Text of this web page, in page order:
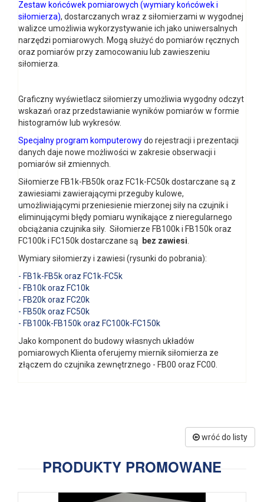
Zestaw końcówek pomiarowych (wymiary końcówek i
siłomierza), dostarczanych wraz z siłomierzami w wygodnej
walizce umożliwia wykorzystywanie ich jako uniwersalnych
narzędzi pomiarowych. Mogą służyć do pomiarów ręcznych
oraz pomiarów przy zamocowaniu lub zawieszeniu
siłomierza.
Graficzny wyświetlacz siłomierzy umożliwia wygodny odczyt
wskazań oraz przedstawianie wyników pomiarów w formie
histogramów lub wykresów.
Specjalny program komputerowydo rejestracji i prezentacji
danych daje nowe możliwości w zakresie obserwacji i
pomiarów sił zmiennych.
Siłomierze FB1k-FB50k oraz FC1k-FC50k dostarczane są z
zawiesiami zawierającymi przeguby kulowe,
umożliwiającymi przeniesienie mierzonej siły na czujnik i
eliminującymi błędy pomiaru wynikające z nieregularnego
obciążania czujnika siły. Siłomierze FB100k i FB150k oraz
FC100k i FC150k dostarczane są
bez zawiesi
Wymiary siłomierzy i zawiesi (rysunki do pobrania):
- FB1k-FB5k oraz FC1k-FC5k
- FB10k oraz FC10k
- FB20k oraz FC20k
- FB50k oraz FC50k
- FB100k-FB150k oraz FC100k-FC150k
Jako komponent do budowy własnych układów
pomiarowych Klienta oferujemy miernik siłomierza ze
złączem do czujnika zewnętrznego - FB00 oraz FC00.
wróć do listy
PRODUKTY PROMOWANE